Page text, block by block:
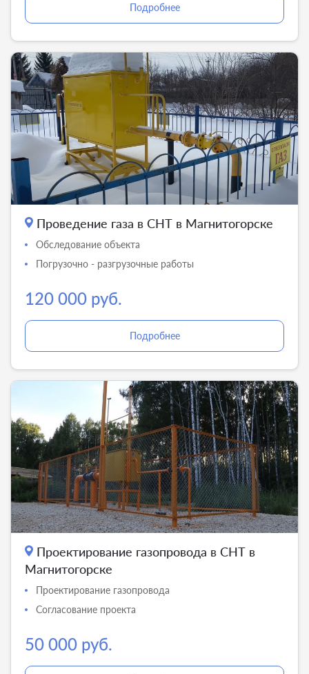
Подробнее
Проведение газа в СНТ в Магнитогорске
Обследование объекта
Погрузочно - разгрузочные работы
120 000 руб.
Подробнее
Проектирование газопровода в СНТ в
Магнитогорске
Проектирование газопровода
Согласование проекта
50 000 руб.